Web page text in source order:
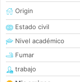
Origin
Estado civil
Nivel académico
Fumar
trabajo